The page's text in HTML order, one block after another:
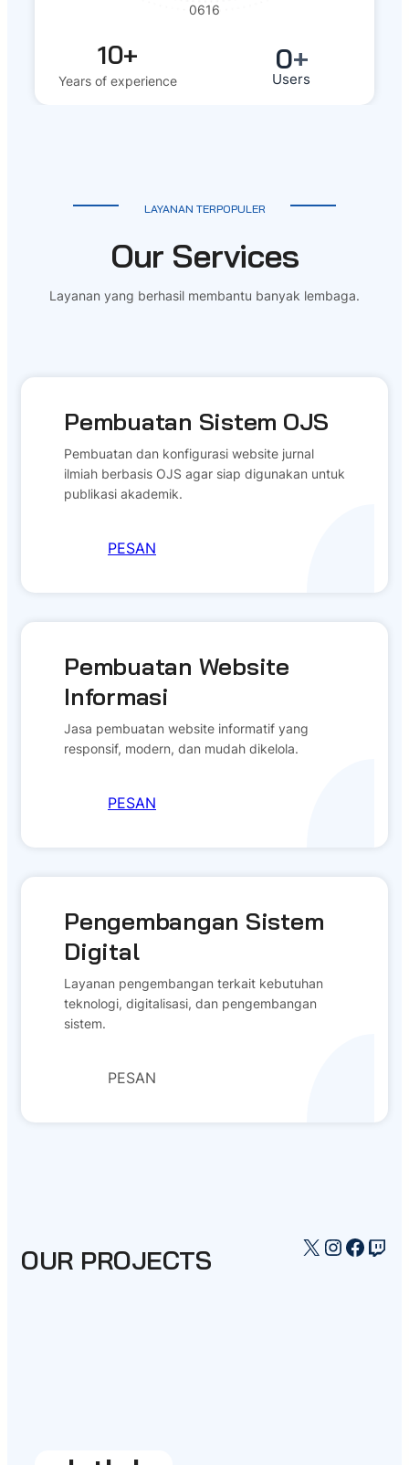
0616
10+
Years of experience
0+
Users
LAYANAN TERPOPULER
Our Services
Layanan yang berhasil membantu banyak lembaga.
Pembuatan Sistem OJS
Pembuatan dan konfigurasi website jurnal
ilmiah berbasis OJS agar siap digunakan untuk
publikasi akademik.
PESAN
Pembuatan Website
Informasi
Jasa pembuatan website informatif yang
responsif, modern, dan mudah dikelola.
PESAN
Pengembangan Sistem
Digital
Layanan pengembangan terkait kebutuhan
teknologi, digitalisasi, dan pengembangan
sistem.
PESAN
OUR PROJECTS X